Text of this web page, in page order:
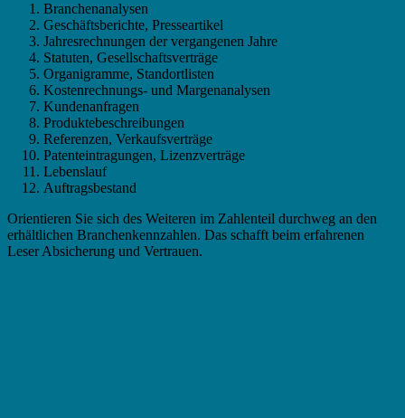
Branchenanalysen
Geschäftsberichte, Presseartikel
Jahresrechnungen der vergangenen Jahre
Statuten, Gesellschaftsverträge
Organigramme, Standortlisten
Kostenrechnungs- und Margenanalysen
Kundenanfragen
Produktebeschreibungen
Referenzen, Verkaufsverträge
Patenteintragungen, Lizenzverträge
Lebenslauf
Auftragsbestand
Orientieren Sie sich des Weiteren im Zahlenteil durchweg an den
erhältlichen Branchenkennzahlen. Das schafft beim erfahrenen
Leser Absicherung und Vertrauen.